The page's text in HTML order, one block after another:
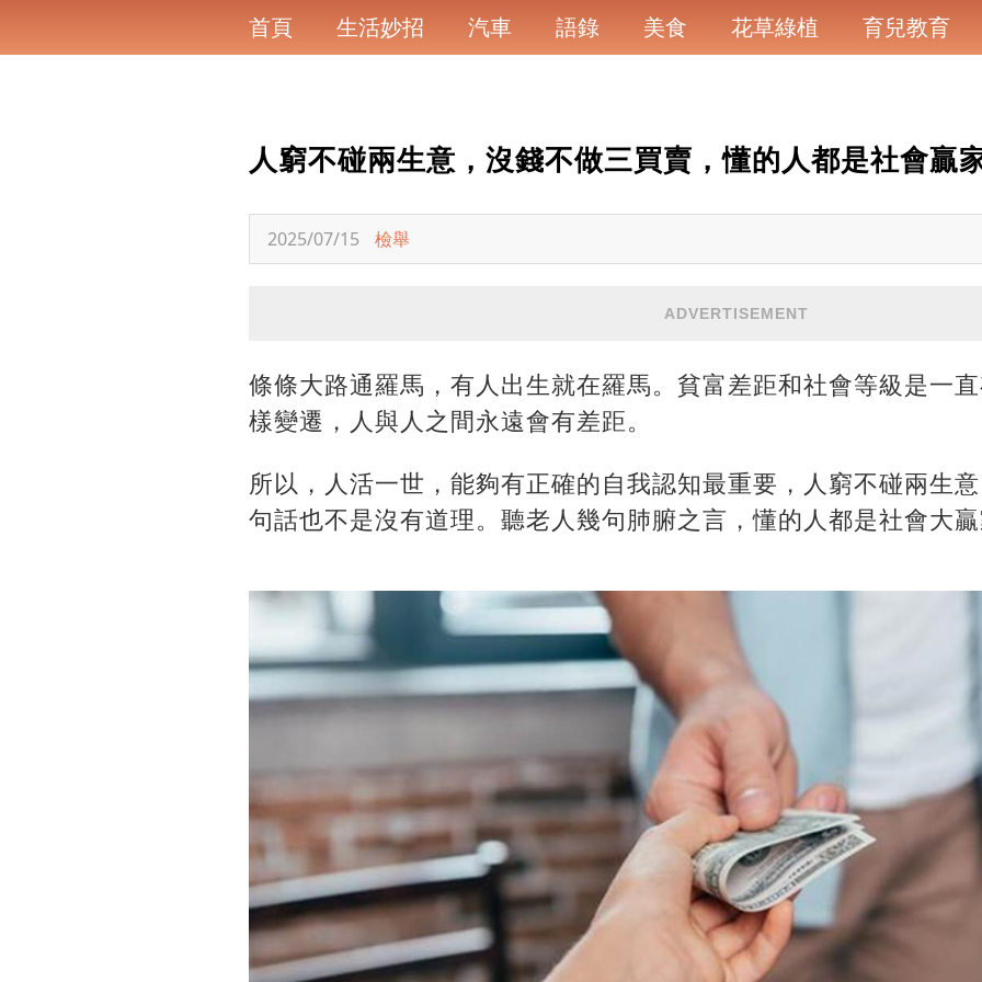
首頁 生活妙招 汽車 語錄 美食 花草綠植 育兒教育
人窮不碰兩生意，沒錢不做三買賣，懂的人都是社會贏
2025/07/15 檢舉
ADVERTISEMENT
條條大路通羅馬，有人出生就在羅馬。貧富差距和社會等級是一
樣變遷，人與人之間永遠會有差距。
所以，人活一世，能夠有正確的自我認知最重要，人窮不碰兩生
句話也不是沒有道理。聽老人幾句肺腑之言，懂的人都是社會大